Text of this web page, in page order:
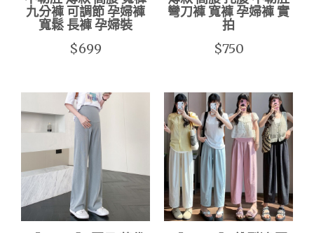
九分褲 可調節 孕婦褲
寬鬆 長褲 孕婦裝
$699
彎刀褲 寬褲 孕婦褲 實
拍
$750